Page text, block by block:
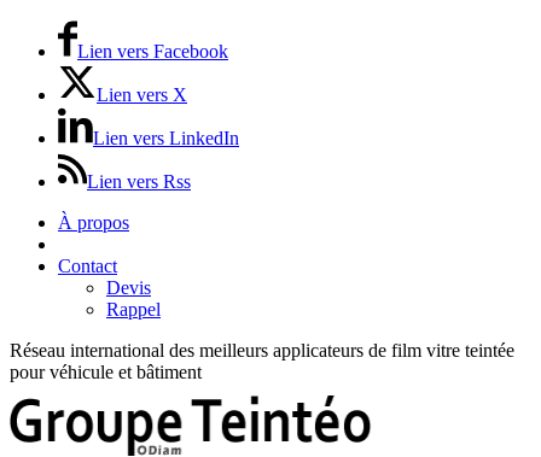
Lien vers Facebook
Lien vers X
Lien vers LinkedIn
Lien vers Rss
À propos
Contact
Devis
Rappel
Réseau international des meilleurs applicateurs de film vitre teintée
pour véhicule et bâtiment